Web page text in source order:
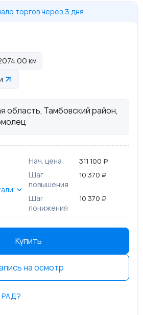
торгов через 3 дня
км
область, Тамбовский район,
Нач. цена 311 100 ₽
Шаг
повышения
10 370 ₽
Шаг
понижения
10 370 ₽
Купить
на осмотр
РАД?